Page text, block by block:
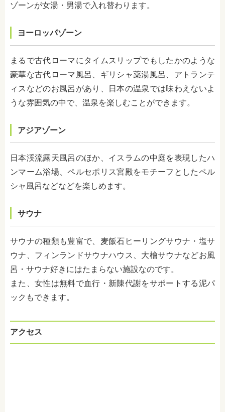
ゾーンが女湯・男湯で入れ替わります。
ヨーロッパゾーン
まるで古代ローマにタイムスリップでもしたかのような
豪華な古代ローマ風呂、ギリシャ薬湯風呂、アトランテ
ィスなどのお風呂があり、日本の温泉では味わえないよ
うな雰囲気の中で、温泉を楽しむことができます。
アジアゾーン
日本渓流露天風呂のほか、イスラムの中庭を表現したハ
ンマーム浴場、ペルセポリス宮殿をモチーフとしたペル
シャ風呂などなどを楽しめます。
サウナ
サウナの種類も豊富で、麦飯石ヒーリングサウナ・塩サ
ウナ、フィンランドサウナハウス、大檜サウナなどお風
呂・サウナ好きにはたまらない施設なのです。
また、女性は無料で血行・新陳代謝をサポートする泥パ
ックもできます。
アクセス